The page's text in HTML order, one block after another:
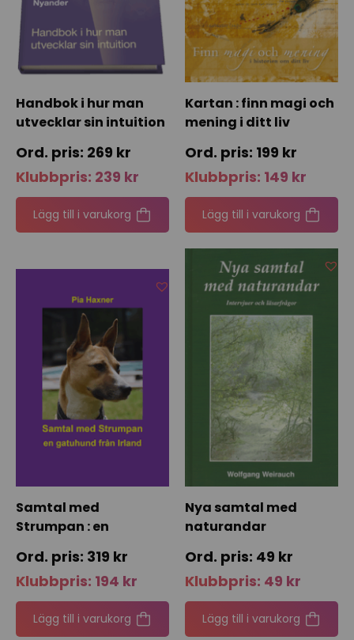
Handbok i hur man
utvecklar sin intuition
269 kr
Klubbpris: 239 kr
Lägg till i varukorg
Kartan : finn magi och
mening i ditt liv
199 kr
Klubbpris: 149 kr
Lägg till i varukorg
Samtal med
Strumpan : en
319 kr
Klubbpris: 194 kr
Lägg till i varukorg
Nya samtal med
naturandar
49 kr
Klubbpris: 49 kr
Lägg till i varukorg